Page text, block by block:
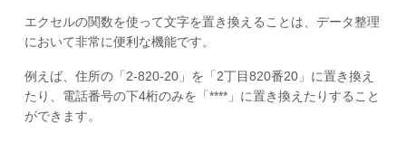
エクセルの関数を使って文字を置き換えることは、データ整理
において非常に便利な機能です。
例えば、住所の「2-820-20」を「2丁目820番20」に置き換え
たり、電話番号の下4桁のみを「****」に置き換えたりすること
ができます。